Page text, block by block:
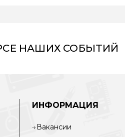
НАШИХ СОБЫТИЙ
ИНФОРМАЦИЯ
Вакансии